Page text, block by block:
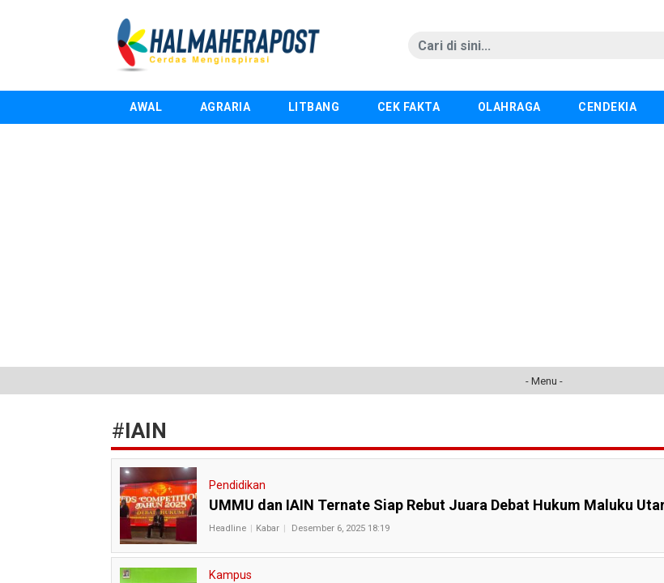
AWAL AGRARIA LITBANG CEK FAKTA OLAHRAGA CENDEKIA
- Menu -
#IAIN
Pendidikan
UMMU dan IAIN Ternate Siap Rebut Juara Debat Hukum Maluku
Headline Kabar Desember 6, 2025 18:19
Kampus